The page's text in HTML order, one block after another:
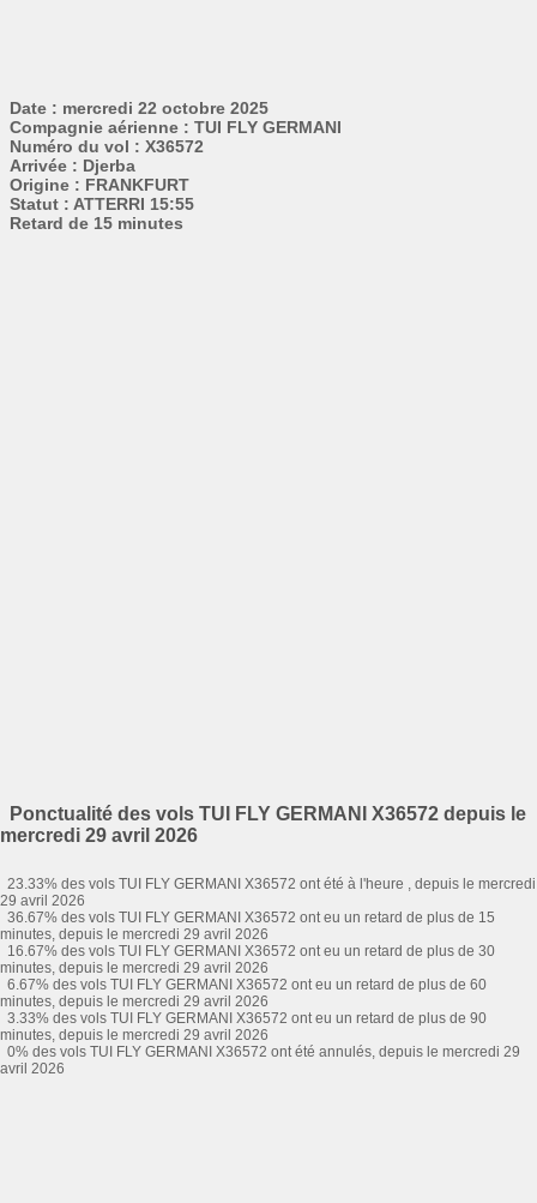
Date : mercredi 22 octobre 2025
Compagnie aérienne : TUI FLY GERMANI
Numéro du vol : X36572
Arrivée : Djerba
Origine : FRANKFURT
Statut : ATTERRI 15:55
Retard de 15 minutes
Ponctualité des vols TUI FLY GERMANI X36572 depuis le
mercredi 29 avril 2026
23.33% des vols TUI FLY GERMANI X36572 ont été à l'heure , depuis le mercredi
29 avril 2026
36.67% des vols TUI FLY GERMANI X36572 ont eu un retard de plus de 15
minutes, depuis le mercredi 29 avril 2026
16.67% des vols TUI FLY GERMANI X36572 ont eu un retard de plus de 30
minutes, depuis le mercredi 29 avril 2026
6.67% des vols TUI FLY GERMANI X36572 ont eu un retard de plus de 60
minutes, depuis le mercredi 29 avril 2026
3.33% des vols TUI FLY GERMANI X36572 ont eu un retard de plus de 90
minutes, depuis le mercredi 29 avril 2026
0% des vols TUI FLY GERMANI X36572 ont été annulés, depuis le mercredi 29
avril 2026